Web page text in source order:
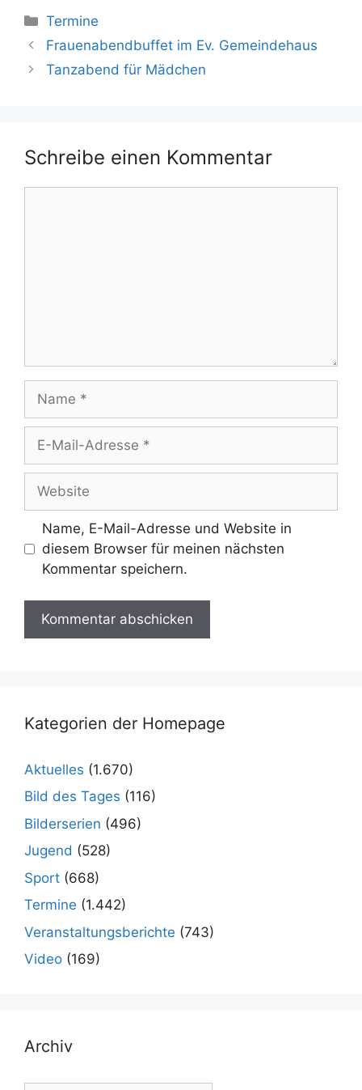
Kategorien
Termine
Frauenabendbuffet im Ev. Gemeindehaus
Tanzabend für Mädchen
Schreibe einen Kommentar
Name
Adresse
Website
Name, E-Mail-Adresse und Website in
diesem Browser für meinen nächsten
Kommentar speichern.
Kategorien der Homepage
Aktuelles (1.670)
Bild des Tages (116)
Bilderserien (496)
Jugend (528)
Sport (668)
Termine (1.442)
Veranstaltungsberichte (743)
Video (169)
Archiv